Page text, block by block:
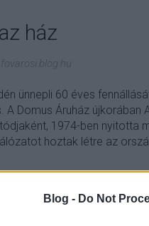
Blog - Do Not
ház
fovarosi.blog.hu
ünnepli 60 éves
A Domus Áruház
1974-ben nyitotta
hoztak létre az